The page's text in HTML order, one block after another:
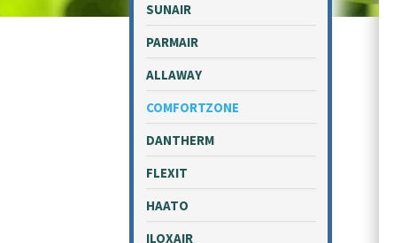
SUNAIR
PARMAIR
ALLAWAY
COMFORTZONE
DANTHERM
FLEXIT
HAATO
ILOXAIR